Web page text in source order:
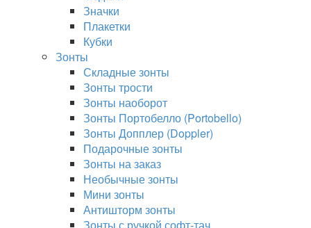
Значки
Плакетки
Кубки
Зонты
Складные зонты
Зонты трости
Зонты наоборот
Зонты Портобелло (Portobello)
Зонты Допплер (Doppler)
Подарочные зонты
Зонты на заказ
Необычные зонты
Мини зонты
Антишторм зонты